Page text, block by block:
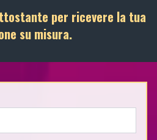
per ricevere la tua
su misura.